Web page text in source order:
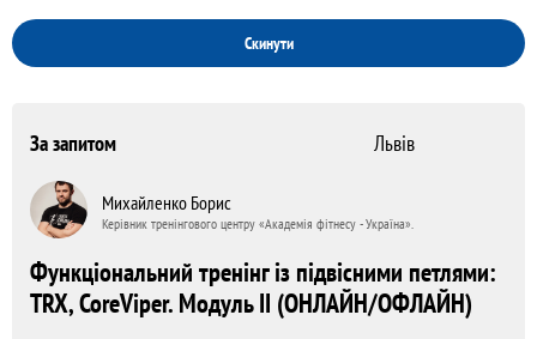
Скинути
За запитом Львів
Михайленко Борис
Керівник тренінгового центру «Академія фітнесу - Україна».
Функціональний тренінг із підвісними петлями:
TRX, CoreViper. Модуль ІІ (ОНЛАЙН/ОФЛАЙН)